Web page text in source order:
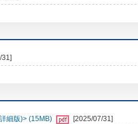
31]
細版)> (15MB)
[2025/07/31]